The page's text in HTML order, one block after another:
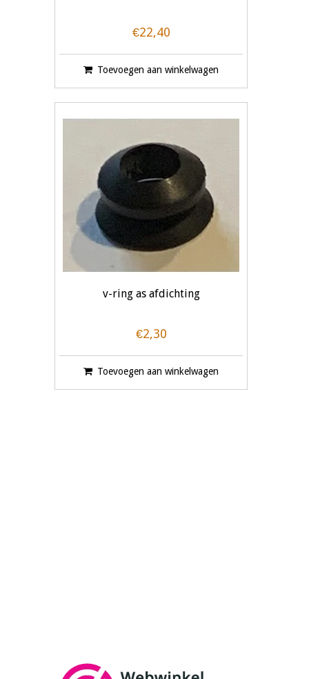
€22,40
Toevoegen aan winkelwagen
v-ring as afdichting
€2,30
Toevoegen aan winkelwagen